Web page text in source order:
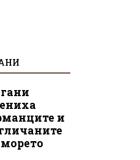
и